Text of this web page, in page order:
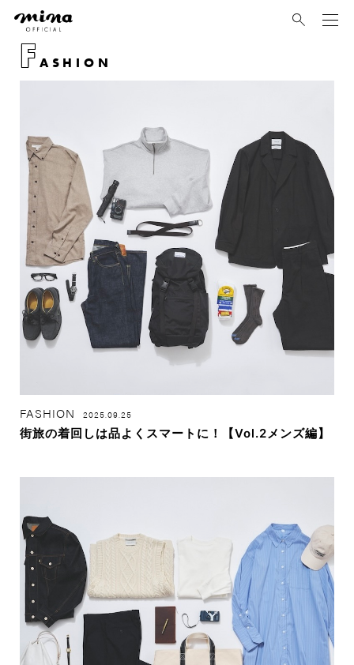
F ASHION
FASHION 2025.09.25
街旅の着回しは品よくスマートに！【Vol.2メンズ編】